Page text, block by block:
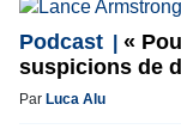
Podcast
«
suspicions de
Par Luca Alu